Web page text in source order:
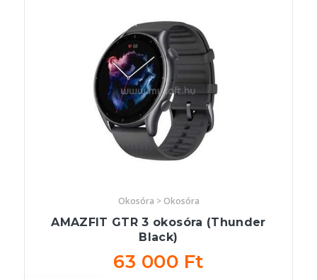
Okosóra > Okosóra
AMAZFIT GTR 3 okosóra (Thunder
Black)
63 000 Ft